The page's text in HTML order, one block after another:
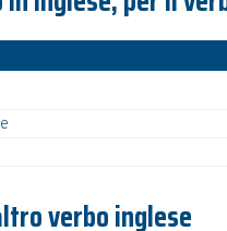
verbo inglese